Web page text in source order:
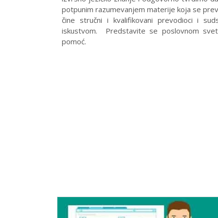
potpunim razumevanjem materije koja se
čine stručni i kvalifikovani prevodioci i
iskustvom. Predstavite se poslovnom
pomoć.